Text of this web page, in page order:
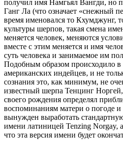
получил имя Намгьял Вангди, но
Ганг Ла (что означает «снежный
время именовался то Кхумджунг,
культуры шерпов, такая смена
меняется человек, меняются
вместе с этим меняется и имя
суть человека и занимаемое им
Подобным образом происходило в
американских индейцев, и не
сознания это, как минимум, не
известный шерпа Тенцинг
своего рождения определял
воспоминаниям матери о погоде
вынужден выработать
имени латиницей Tenzing Norgay,
что эта версия имени будет